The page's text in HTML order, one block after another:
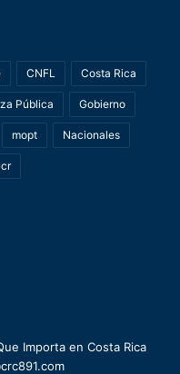
CNFL Costa Rica
Pública Gobierno
mopt Nacionales
Importa en Costa Rica